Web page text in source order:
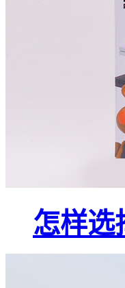
怎样选